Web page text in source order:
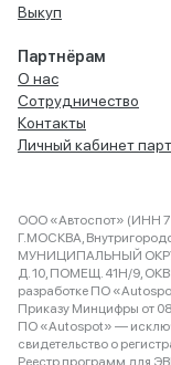
Выкуп
Партнёрам
О нас
Сотрудничество
Контакты
Личный кабинет
ООО «Автоспот» (ИНН
Г.МОСКВА,
МУНИЦИПАЛЬНЫЙ
Д. 10, ПОМЕЩ. 41Н/9,
разработке ПО
Приказу Минцифры от
ПО «Autospot» —
свидетельство о
Реестр программ для